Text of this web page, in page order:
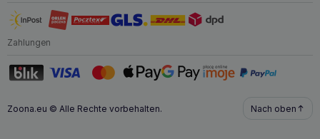
Zahlungen
Zoona.eu © Alle Rechte vorbehalten. Nach oben